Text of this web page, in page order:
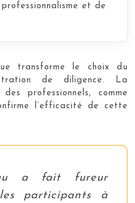
et de
transforme le choix du
de diligence. La
professionnels, comme
l’efficacité de cette
a fait fureur
participants à